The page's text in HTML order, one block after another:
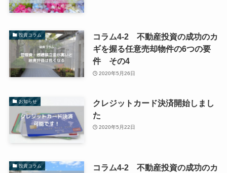
投資コラム
コラム4-2 不動産投資の成功のカ
ギを握る任意売却物件の6つの要
件 その4
2020年5月26日
お知らせ
クレジットカード決済開始しまし
た
2020年5月22日
投資コラム
コラム4-2 不動産投資の成功のカ